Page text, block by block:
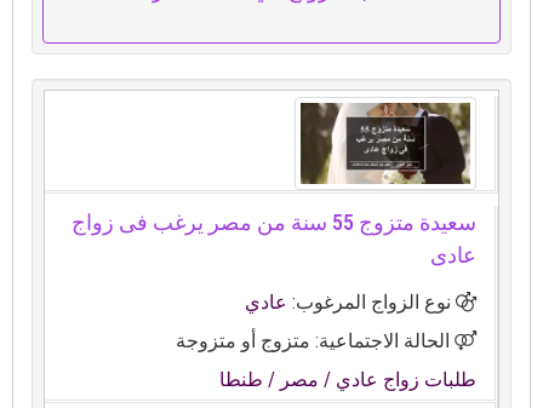
سعيدة متزوج 55 سنة من مصر يرغب فى زواج
عادى
نوع الزواج المرغوب:عادي
الحالة الاجتماعية: متزوج أو متزوجة
طلبات زواج عادي/ مصر / طنطا